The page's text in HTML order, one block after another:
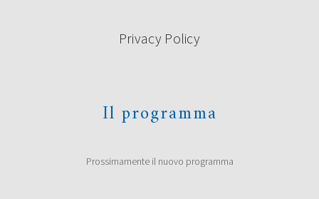
Privacy Policy
Il programma
Prossimamente il nuovo programma